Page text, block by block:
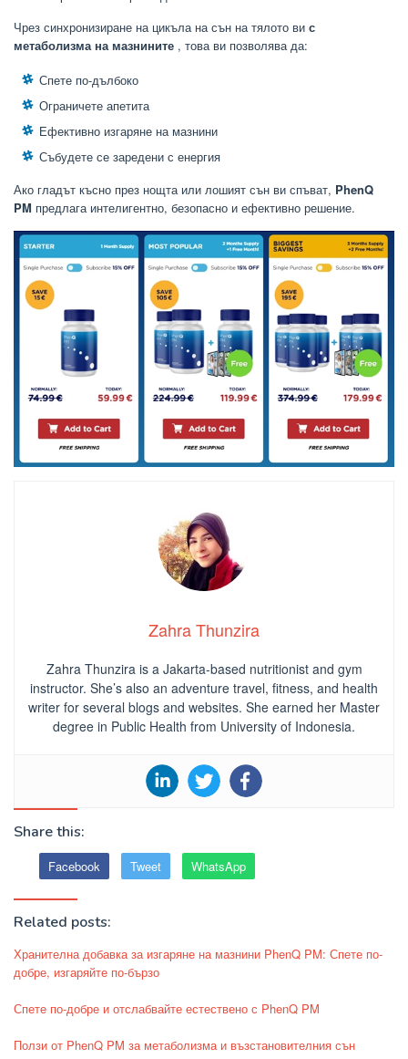
Чрез синхронизиране на цикъла на сън на тялото ви с
метаболизма на мазнините , това ви позволява да:
Спете по-дълбоко
Ограничете апетита
Ефективно изгаряне на мазнини
Събудете се заредени с енергия
Ако гладът късно през нощта или лошият сън ви спъват, PhenQ
PM предлага интелигентно, безопасно и ефективно решение.
Zahra Thunzira
Zahra Thunzira is a Jakarta-based nutritionist and gym
instructor. She’s also an adventure travel, fitness, and health
writer for several blogs and websites. She earned her Master
degree in Public Health from University of Indonesia.
Share this:
Facebook Tweet WhatsApp
Related posts:
Хранителна добавка за изгаряне на мазнини PhenQ PM: Спете по-
добре, изгаряйте по-бързо
Спете по-добре и отслабвайте естествено с PhenQ PM
Ползи от PhenQ PM за метаболизма и възстановителния сън